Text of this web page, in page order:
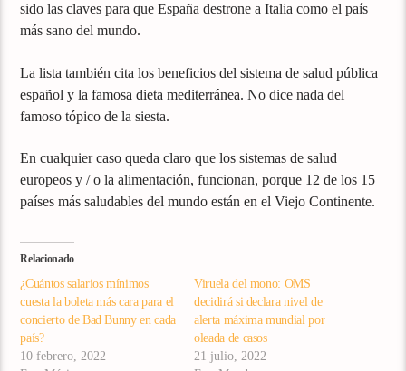
sido las claves para que España destrone a Italia como el país
más sano del mundo.
La lista también cita los beneficios del sistema de salud pública
español y la famosa dieta mediterránea. No dice nada del
famoso tópico de la siesta.
En cualquier caso queda claro que los sistemas de salud
europeos y / o la alimentación, funcionan, porque 12 de los 15
países más saludables del mundo están en el Viejo Continente.
Relacionado
¿Cuántos salarios mínimos
cuesta la boleta más cara para el
concierto de Bad Bunny en cada
país?
10 febrero, 2022
Viruela del mono: OMS
decidirá si declara nivel de
alerta máxima mundial por
oleada de casos
21 julio, 2022